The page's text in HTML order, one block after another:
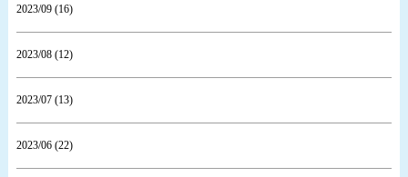
2023/09 (16)
2023/08 (12)
2023/07 (13)
2023/06 (22)